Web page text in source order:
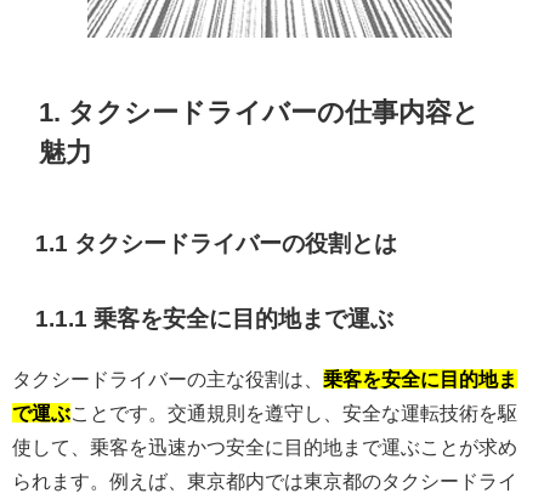
1. タクシードライバーの仕事内容と
魅力
1.1 タクシードライバーの役割とは
1.1.1 乗客を安全に目的地まで運ぶ
タクシードライバーの主な役割は、 乗客を安全に目的地ま
で運ぶ ことです。交通規則を遵守し、安全な運転技術を駆
使して、乗客を迅速かつ安全に目的地まで運ぶことが求め
られます。例えば、東京都内では東京都のタクシードライ